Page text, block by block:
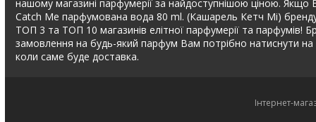
нашому магазині парфумерії за найдоступнішою ціною.
Catch Me парфумована вода 80 ml. (Кашарель Кетч Мі) бренду
ТОП 3 та ТОП 10 магазинів елітної парфумерії та парфумів!
замовлення на будь-який парфум Вам потрібно натиснути
коли саме буде доставка.